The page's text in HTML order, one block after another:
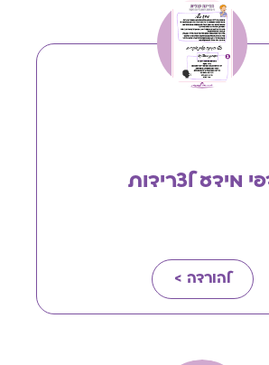
מידע לצרידות
להורדה >